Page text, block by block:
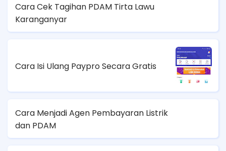
Cara Cek Tagihan PDAM Tirta Lawu
Karanganyar
Cara Isi Ulang Paypro Secara Gratis
Cara Menjadi Agen Pembayaran Listrik
dan PDAM